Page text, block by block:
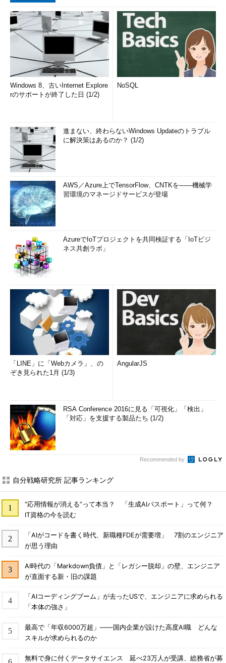
Windows 8、古いInternet Explore
rのサポートが終了した日 (1/2)
NoSQL
進まない、終わらないWindows Updateのトラブル
に解決策はあるのか？ (1/2)
AWS／Azure上でTensorFlow、CNTKを――機械学
習環境のマネージドサービスが登場
AzureでIoTプロジェクトを共同検証する「IoTビジ
ネス共創ラボ」
「LINE」に「Webカメラ」、の
ぞき見られた1月 (1/3)
AngularJS
RSA Conference 2016に見る「可視化」「検出」
「対応」を支援する製品たち (1/2)
Recommended by
自分戦略研究所 記事ランキング
“応用情報が消える”って本当？ 「生成AIパスポート」って何？
IT資格の今を読む
「AIがコードを書く時代、新職種FDEが需要増」 7割のエンジニア
が思う理由
AI時代の「Markdown負債」と「レガシー脱却」の壁、エンジニア
が直面する新・旧の課題
「AIコーディングブーム」が去ったUSで、エンジニアに求められる
「本体の強さ」
最高で「年収6000万超」――国内企業が設けた高度AI職 どんな
スキルが求められるのか
無料で身に付くデータサイエンス 延べ23万人が受講、総務省が募